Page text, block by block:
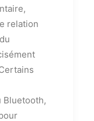
relation
Bluetooth,